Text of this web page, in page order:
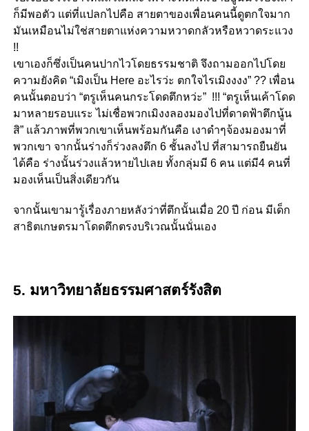
ก็มีพอตัว แต่ที่แปลกไปคือ สายตาของเพื่อนคนนี้ดูตกใจมาก
มันเหมือนไม่ใช่สายตาแห่งความหวาดกลัวหรือหวาดระแวง
!!
เขาเองก็ซึ่งเป็นคนปากไวโดยธรรมชาติ จึงถามออกไปโดย
ความยังคิด “เมิงเป็น Here อะไรว่ะ ตกใจไรเมิงงงง” ?? เพื่อน
คนนั้นตอบว่า “ตรูเห็นคนกระโดดตึกหว่ะ” !!! “ตรูเห็นเค้าโดด
มาหลายรอบแระ ไม่เชื่อพวกเมิงงลองมองไปที่ดาดฟ้าตึกนู้น
สิ” แล้วภาพที่พวกเขาเห็นพร้อมกันคือ เงาดำๆจ้องมองมาที่
พวกเขา จากนั้นร่างก็ร่วงลงตึก 6 ชั้นลงไป ที่สามารถยืนยัน
ได้คือ ร่างนั้นร่วงแล้วหายไปเลย ทั้งกลุ่มมี 6 คน แต่มี4 คนที่
มองเห็นเป็นสิ่งเดียวกัน
จากนั้นเขามารู้เรื่องภายหลังว่าที่ตึกนั้นเมื่อ 20 ปี ก่อน มีเด็ก
สาธิตเกษตรมาโดดตึกตรงบริเวณนั้นนั่นเอง
5. มหาวิทยาลัยธรรมศาสตร์รังสิต